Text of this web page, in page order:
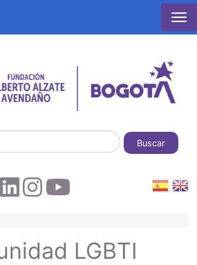
Buscar
de ayuda a la
LGBTI